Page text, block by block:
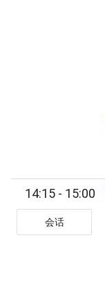
14:15 - 15:00
会话